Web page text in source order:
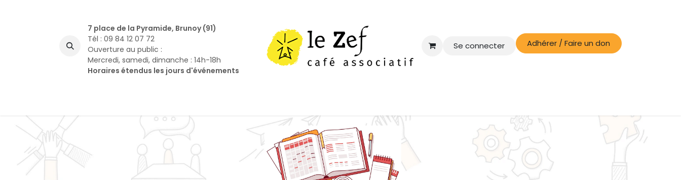
7 place de la Pyramide, Brunoy (91)
Tél : 09 84 12 07 72
Ouverture au public :
Mercredi, samedi, dimanche : 14h-18h
Horaires étendus les jours d'événements
Se connecter Adhérer / Faire un don